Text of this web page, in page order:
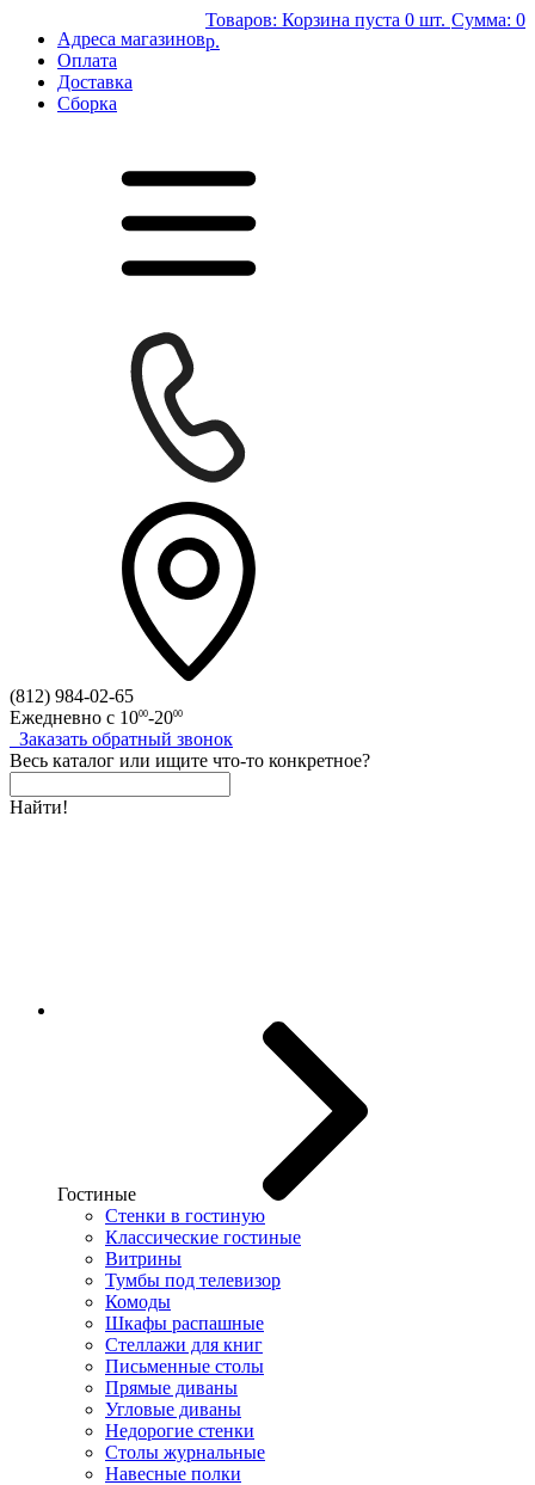
Адреса магазинов
Оплата
Доставка
Сборка
Товаров: Корзина пуста 0 шт. Сумма: 0
р.
(812) 984-02-65
Ежедневно с 1000-2000
Заказать обратный звонок
Весь каталог или ищите что-то конкретное?
Найти!
Гостиные
Стенки в гостиную
Классические гостиные
Витрины
Тумбы под телевизор
Комоды
Шкафы распашные
Стеллажи для книг
Письменные столы
Прямые диваны
Угловые диваны
Недорогие стенки
Столы журнальные
Навесные полки